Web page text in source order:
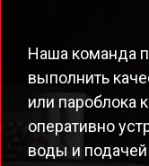
Наша команда
выполнить
или пароблока
оперативно
воды и подачей